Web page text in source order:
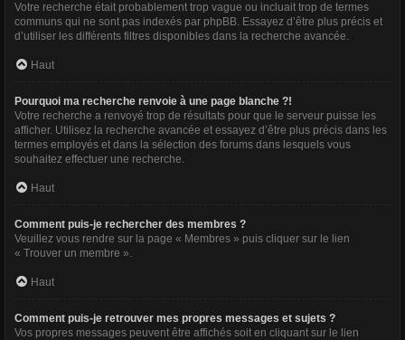
Votre recherche était probablement trop vague ou incluait trop de termes
communs qui ne sont pas indexés par phpBB. Essayez d’être plus précis et
d’utiliser les différents filtres disponibles dans la recherche avancée.
Haut
Pourquoi ma recherche renvoie à une page blanche ?!
Votre recherche a renvoyé trop de résultats pour que le serveur puisse les
afficher. Utilisez la recherche avancée et essayez d’être plus précis dans les
termes employés et dans la sélection des forums dans lesquels vous
souhaitez effectuer une recherche.
Haut
Comment puis-je rechercher des membres ?
Veuillez vous rendre sur la page « Membres » puis cliquer sur le lien
« Trouver un membre ».
Haut
Comment puis-je retrouver mes propres messages et sujets ?
Vos propres messages peuvent être affichés soit en cliquant sur le lien